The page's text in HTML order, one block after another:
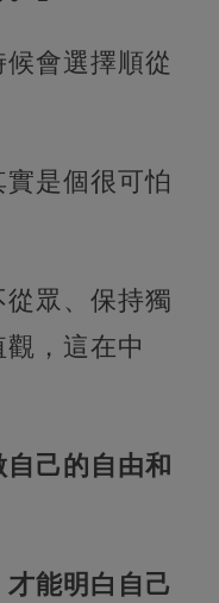
會選擇順從
是個很可怕
眾、保持獨
，這在中
己的自由和
能明白自己